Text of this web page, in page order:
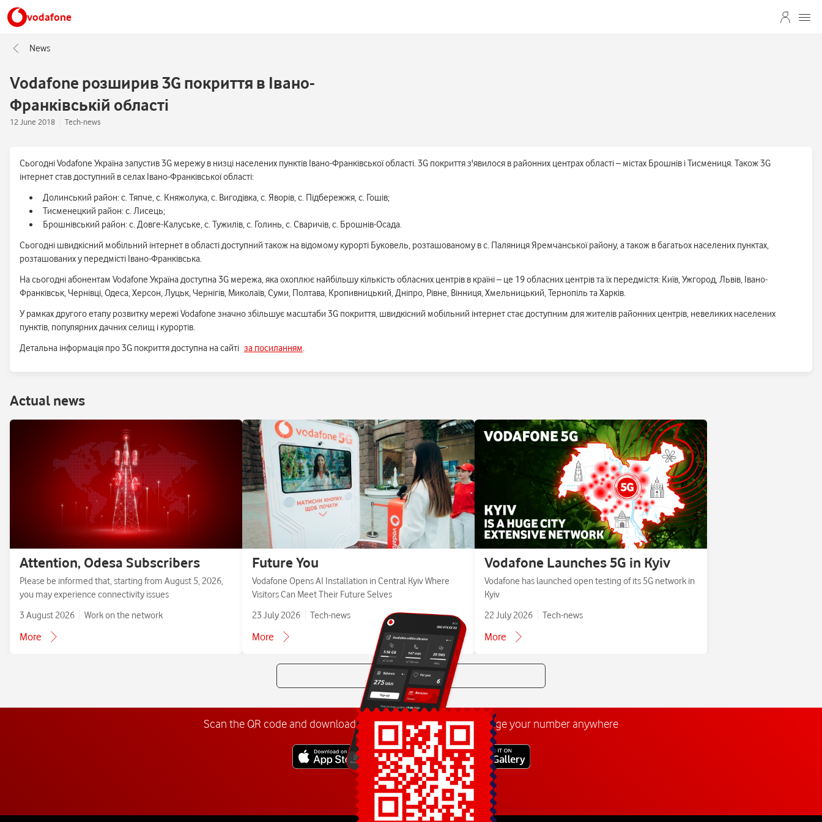
vodafone
News
Vodafone розширив 3G покриття в Івано-
Франківській області
12 June 2018 Tech-news
Сьогодні Vodafone Україна запустив 3G мережу в низці населених пунктів Івано-Франківської області. 3G покриття з'явилося в районних центрах області – містах Брошнів і Тисмениця. Також 3G
інтернет став доступний в селах Івано-Франківської області:
Долинський район: с. Тяпче, с. Княжолука, с. Вигодівка, с. Яворів, с. Підбережжя, с. Гошів;
Тисменецкий район: с. Лисець;
Брошнівський район: с. Довге-Калуське, с. Тужилів, с. Голинь, с. Сваричів, с. Брошнів-Осада.
Сьогодні швидкісний мобільний інтернет в області доступний також на відомому курорті Буковель, розташованому в с. Паляниця Яремчанської району, а також в багатьох населених пунктах,
розташованих у передмісті Івано-Франківська.
На сьогодні абонентам Vodafone Україна доступна 3G мережа, яка охоплює найбільшу кількість обласних центрів в країні – це 19 обласних центрів та їх передмістя: Київ, Ужгород, Львів, Івано-
Франківськ, Чернівці, Одеса, Херсон, Луцьк, Чернігів, Миколаїв, Суми, Полтава, Кропивницький, Дніпро, Рівне, Вінниця, Хмельницький, Тернопіль та Харків.
У рамках другого етапу розвитку мережі Vodafone значно збільшує масштаби 3G покриття, швидкісний мобільний інтернет стає доступним для жителів районних центрів, невеликих населених
пунктів, популярних дачних селищ і курортів.
Детальна інформація про 3G покриття доступна на сайті за посиланням.
Аctual news
Attention, Odesa Subscribers
Please be informed that, starting from August 5, 2026,
you may experience connectivity issues
3 August 2026
Work on the network
More
Future You
Vodafone Opens AI Installation in Central Kyiv Where
Visitors Can Meet Their Future Selves
23 July 2026
Tech-news
More
Vodafone Launches 5G in Kyiv
Vodafone has launched open testing of its 5G network in
Kyiv
22 July 2026
Tech-news
More
All news
Scan the QR code and download theMy Vodafone app. Manage your number anywhere
Explore more